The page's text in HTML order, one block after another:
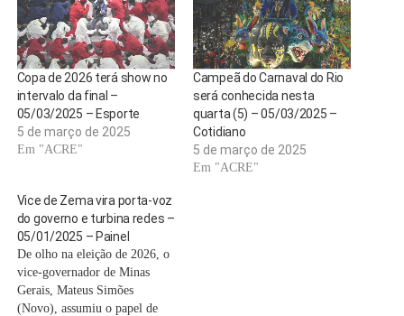
Copa de 2026 terá show no
intervalo da final –
05/03/2025 – Esporte
5 de março de 2025
Em "ACRE"
Campeã do Carnaval do Rio
será conhecida nesta
quarta (5) – 05/03/2025 –
Cotidiano
5 de março de 2025
Em "ACRE"
Vice de Zema vira porta-voz
do governo e turbina redes –
05/01/2025 – Painel
De olho na eleição de 2026, o
vice-governador de Minas
Gerais, Mateus Simões
(Novo), assumiu o papel de